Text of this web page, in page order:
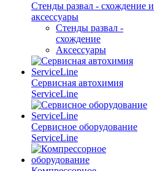
Стенды развал - схождение и
аксессуары
Стенды развал -
схождение
Аксессуары
Сервисная автохимия
ServiceLine
Сервисное оборудование
ServiceLine